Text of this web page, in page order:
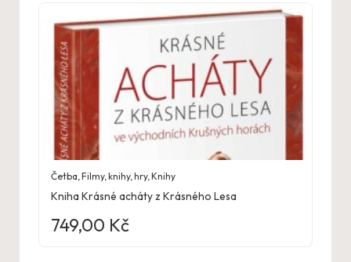
Četba ,Filmy, knihy, hry,Knihy
Kniha Krásné acháty z Krásného Lesa
749,00 Kč